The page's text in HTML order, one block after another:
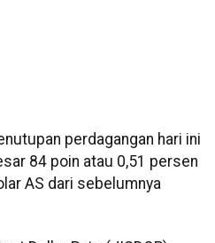
perdagangan hari ini
84 poin atau 0,51 persen
AS dari sebelumnya